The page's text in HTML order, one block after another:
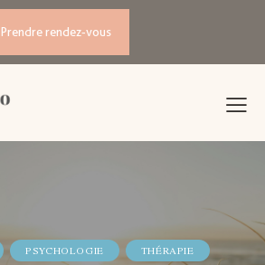
Prendre rendez-vous
PSYCHOLOGIE THÉRAPIE